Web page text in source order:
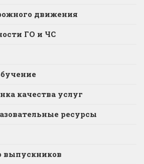
движения
ГО и ЧС
качества услуг
ресурсы
выпускников